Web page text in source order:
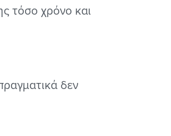
τόσο χρόνο και
δεν